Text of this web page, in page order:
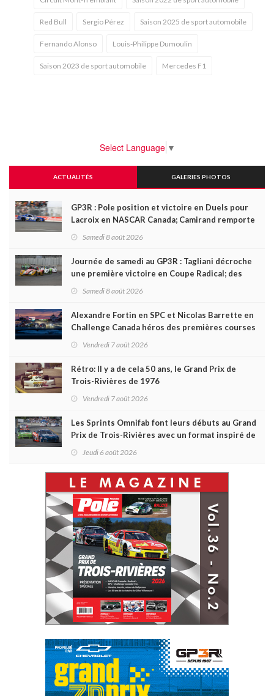
Red Bull Sergio Pérez Saison 2025 de sport automobile
Fernando Alonso Louis-Philippe Dumoulin
Saison 2023 de sport automobile Mercedes F1
Select Language ▼
ACTUALITÉS GALERIES PHOTOS
GP3R : Pole position et victoire en Duels pour
Lacroix en NASCAR Canada; Camirand remporte
Samedi 8 août 2026
Journée de samedi au GP3R : Tagliani décroche
une première victoire en Coupe Radical; des
Samedi 8 août 2026
Alexandre Fortin en SPC et Nicolas Barrette en
Challenge Canada héros des premières courses
Vendredi 7 août 2026
Rétro: Il y a de cela 50 ans, le Grand Prix de
Trois-Rivières de 1976
Vendredi 7 août 2026
Les Sprints Omnifab font leurs débuts au Grand
Prix de Trois-Rivières avec un format inspiré de
Jeudi 6 août 2026